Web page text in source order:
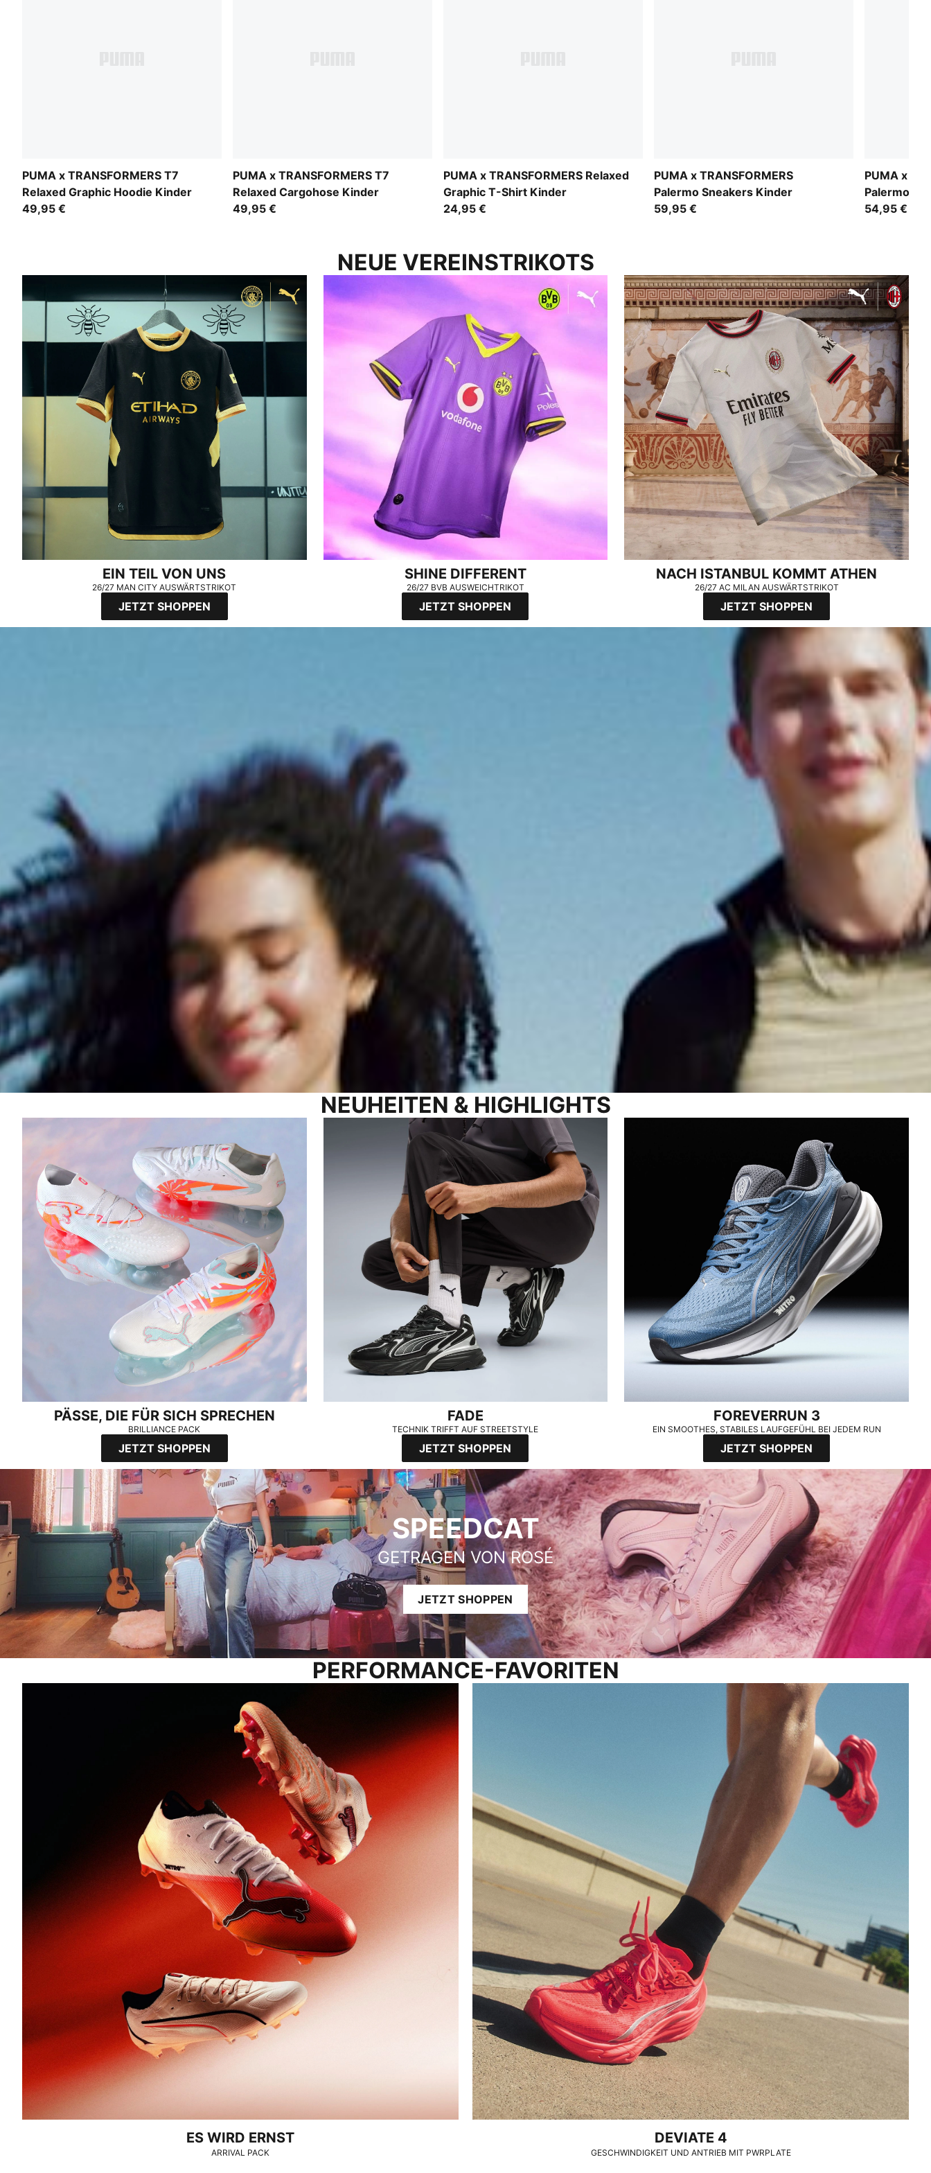
PUMA x TRANSFORMERS T7
Relaxed Graphic Hoodie Kinder
49,95 €
PUMA x TRANSFORMERS T7
Relaxed Cargohose Kinder
49,95 €
PUMA x TRANSFORMERS Relaxed
Graphic T-Shirt Kinder
24,95 €
PUMA x TRANSFORMERS
Palermo Sneakers Kinder
59,95 €
PUMA x
Palermo
54,95 €
NEUE VEREINSTRIKOTS
EIN TEIL VON UNS
26/27 MAN CITY AUSWÄRTSTRIKOT
JETZT SHOPPEN
SHINE DIFFERENT
26/27 BVB AUSWEICHTRIKOT
JETZT SHOPPEN
NACH ISTANBUL KOMMT ATHEN
NACH ISTANBUL KOMMT ATHEN
26/27 AC MILAN AUSWÄRTSTRIKOT
JETZT SHOPPEN
BACK TO SCHOOL
READY FÜR JEDEN MOMENT
FÜR KINDER SHOPPEN FÜR STUDENTEN SHOPPEN
NEUHEITEN & HIGHLIGHTS
PÄSSE, DIE FÜR SICH SPRECHEN
BRILLIANCE PACK
JETZT SHOPPEN
FADE
TECHNIK TRIFFT AUF STREETSTYLE
JETZT SHOPPEN
FOREVERRUN 3
EIN SMOOTHES, STABILES LAUFGEFÜHL BEI JEDEM RUN
JETZT SHOPPEN
SPEEDCAT
SPEEDCAT
GETRAGEN VON ROSÉ
JETZT SHOPPEN
PERFORMANCE-FAVORITEN
ES WIRD ERNST
ARRIVAL PACK
DEVIATE 4
GESCHWINDIGKEIT UND ANTRIEB MIT PWRPLATE